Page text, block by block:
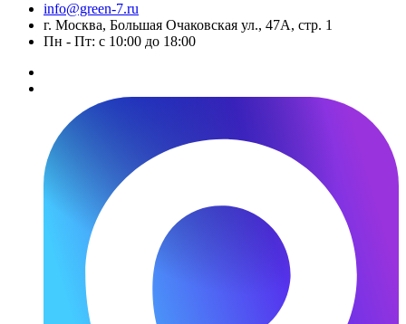
info@green-7.ru
г. Москва, Большая Очаковская ул., 47А, стр. 1
Пн - Пт: с 10:00 до 18:00